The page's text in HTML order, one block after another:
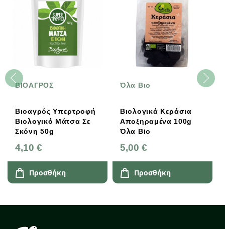
ΒΙΟΑΓΡΟΣ
Βιοαγρός Υπερτροφή
Βιολογικό Μάτσα Σε
Σκόνη 50g
4,10 €
Προσθήκη
Όλα Βιο
Βιολογικά Κεράσια
Αποξηραμένα 100g
Όλα Bio
5,00 €
Προσθήκη